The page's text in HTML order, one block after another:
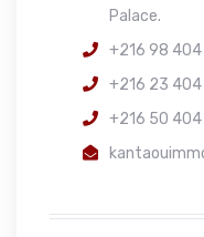
Palace.
+216 98 404
+216 23 404
+216 50